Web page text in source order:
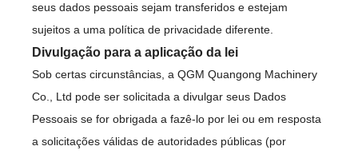
seus dados pessoais sejam transferidos e estejam
sujeitos a uma política de privacidade diferente.
Divulgação para a aplicação da lei
Sob certas circunstâncias, a QGM Quangong Machinery
Co., Ltd pode ser solicitada a divulgar seus Dados
Pessoais se for obrigada a fazê-lo por lei ou em resposta
a solicitações válidas de autoridades públicas (por